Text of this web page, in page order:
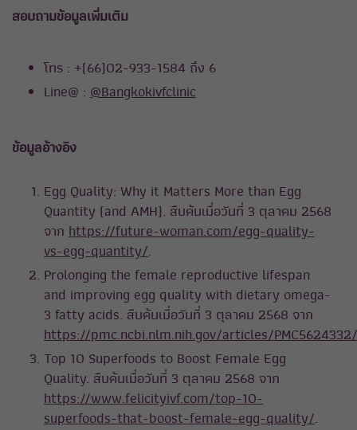
สอบถามข้อมูลเพิ่มเติม
โทร : +(66)02-933-1584 ถึง 6
Line@ : @Bangkokivfclinic
ข้อมูลอ้างอิง
Egg Quality: Why it Matters More than Egg
Quantity (and AMH). สืบค้นเมื่อวันที่ 3 ตุลาคม 2568
จาก https://future-woman.com/egg-quality-
vs-egg-quantity/.
Prolonging the female reproductive lifespan
and improving egg quality with dietary omega-
3 fatty acids. สืบค้นเมื่อวันที่ 3 ตุลาคม 2568 จาก
https://pmc.ncbi.nlm.nih.gov/articles/PMC5624332/
Top 10 Superfoods to Boost Female Egg
Quality. สืบค้นเมื่อวันที่ 3 ตุลาคม 2568 จาก
https://www.felicityivf.com/top-10-
superfoods-that-boost-female-egg-quality/.